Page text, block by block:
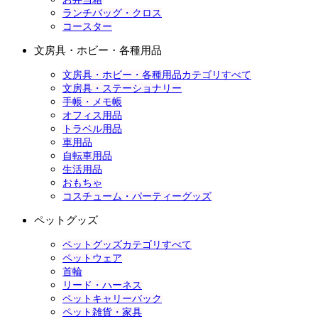
ランチバッグ・クロス
コースター
文房具・ホビー・各種用品
文房具・ホビー・各種用品カテゴリすべて
文房具・ステーショナリー
手帳・メモ帳
オフィス用品
トラベル用品
車用品
自転車用品
生活用品
おもちゃ
コスチューム・パーティーグッズ
ペットグッズ
ペットグッズカテゴリすべて
ペットウェア
首輪
リード・ハーネス
ペットキャリーバック
ペット雑貨・家具